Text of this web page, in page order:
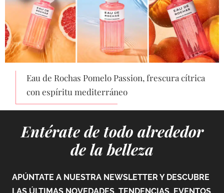
Eau de Rochas Pomelo Passion, frescura cítrica
con espíritu mediterráneo
Entérate de todo alrededor
de la belleza
APÚNTATE A NUESTRA NEWSLETTER Y DESCUBRE